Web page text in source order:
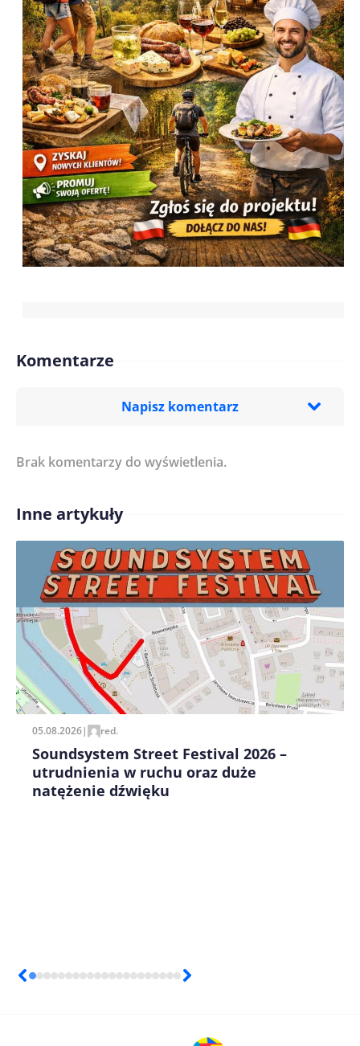
Komentarze
Napisz komentarz
Treść komentarza*
Imię/ Nick*
Zapamiętaj moje dane w tej przeglądarce podczas
pisania kolejnych komentarzy.
Brak komentarzy do wyświetlenia.
Inne artykuły
05.08.2026| red.
Soundsystem Street Festival 2026 –
utrudnienia w ruchu oraz duże
natężenie dźwięku